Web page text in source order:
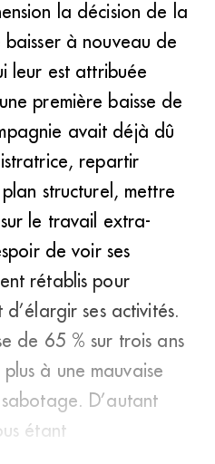
la décision de la
à nouveau de
leur est attribuée
première baisse de
avait déjà dû
repartir
structurel, mettre
le travail extra-
de voir ses
rétablis pour
ses activités.
de 65 % sur trois ans
à une mauvaise
D’autant
étant